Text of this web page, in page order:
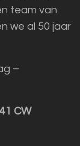
team van
we al 50 jaar
–
CW